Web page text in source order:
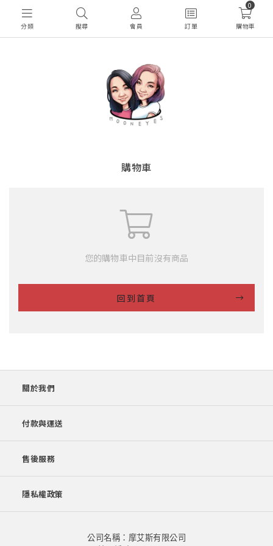
分類 搜尋 會員 訂單
0
購物車
購物車
您的購物車中目前沒有商品
回到首頁
關於我們
付款與運送
售後服務
隱私權政策
公司名稱：摩艾斯有限公司